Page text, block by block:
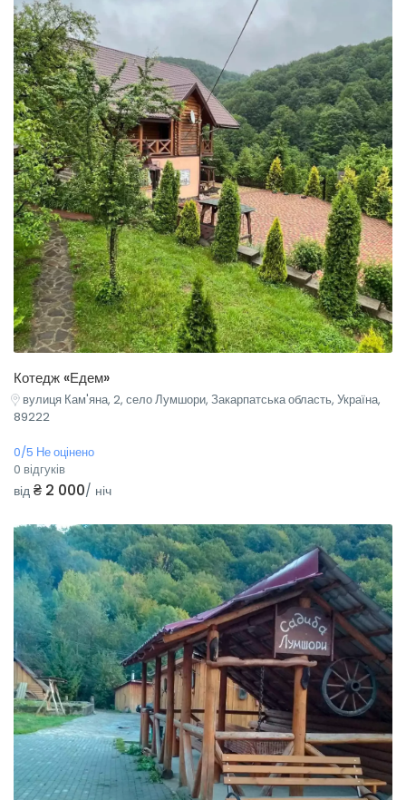
Котедж «Едем»
вулиця Кам'яна, 2, село Лумшори, Закарпатська область, Україна,
89222
0/5 Не оцінено
0 відгуків
від ₴ 2 000/ ніч